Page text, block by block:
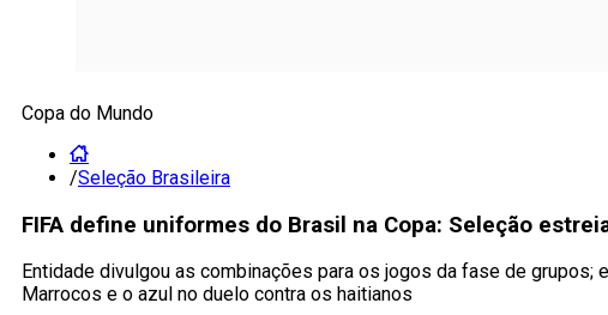
Copa do Mundo
/Seleção Brasileira
FIFA define uniformes do Brasil na Copa: Seleção
Entidade divulgou as combinações para os jogos da fase de
Marrocos e o azul no duelo contra os haitianos